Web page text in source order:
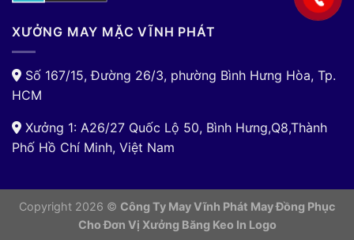
XƯỞNG MAY MẶC VĨNH PHÁT
Số 167/15, Đường 26/3, phường Bình Hưng Hòa, Tp.
HCM
Xưởng 1: A26/27 Quốc Lộ 50, Bình Hưng,Q8,Thành
Phố Hồ Chí Minh, Việt Nam
Copyright 2026 © Công Ty May Vĩnh Phát May Đồng Phục
Cho Đơn Vị Xưởng Băng Keo In Logo